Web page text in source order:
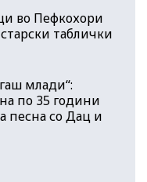
во Пефкохори
таблички
млади“:
по 35 години
песна со Дац и